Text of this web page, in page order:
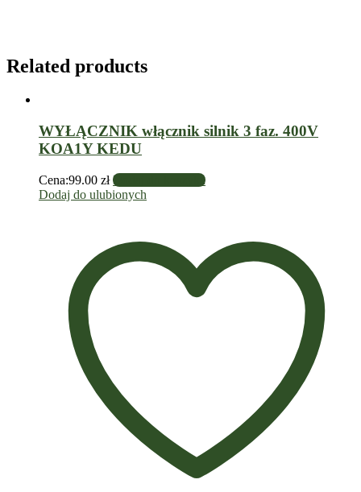
Related products
WYŁĄCZNIK włącznik silnik 3 faz. 400V
KOA1Y KEDU
Cena:99.00 zł Dodaj do koszyka
Dodaj do ulubionych